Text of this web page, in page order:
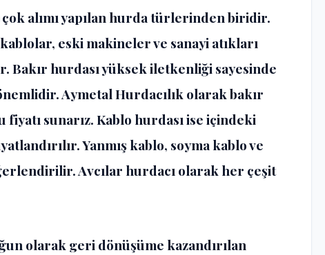
alımı yapılan hurda türlerinden biridir.
eski makineler ve sanayi atıkları
Bakır hurdası yüksek iletkenliği sayesinde
Aymetal Hurdacılık olarak bakır
sunarız. Kablo hurdası ise içindeki
Yanmış kablo, soyma kablo ve
Avcılar hurdacı olarak her çeşit
olarak geri dönüşüme kazandırılan